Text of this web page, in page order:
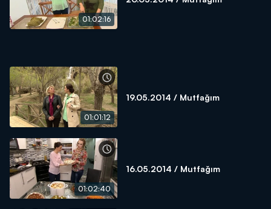
01:02:16
01:01:12
19.05.2014 / Mutfağım
01:02:40
16.05.2014 / Mutfağım